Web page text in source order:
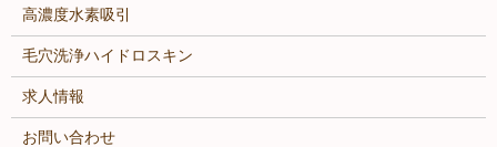
高濃度水素吸引
毛穴洗浄ハイドロスキン
求人情報
お問い合わせ